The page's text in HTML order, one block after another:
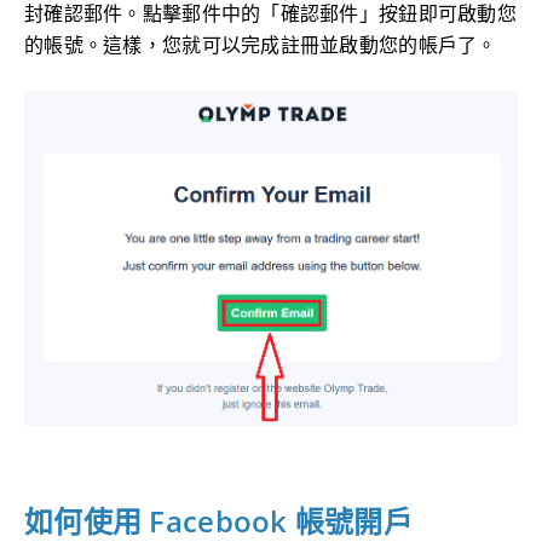
封確認郵件。點擊郵件中的「確認郵件」按鈕即可啟動您
的帳號。這樣，您就可以完成註冊並啟動您的帳戶了。
如何使用 Facebook 帳號開戶